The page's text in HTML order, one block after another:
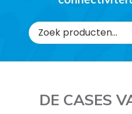
Zoeken
naar:
DE CASES